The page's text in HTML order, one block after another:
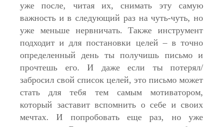
уже после, читая их, снимать эту самую
важность и в следующий раз на чуть-чуть, но
уже меньше нервничать. Также инструмент
подходит и для постановки целей – в точно
определенный день ты получишь письмо и
прочтешь его. И даже если ты потерял/
забросил свой список целей, это письмо может
стать для тебя тем самым мотиватором,
который заставит вспомнить о себе и своих
мечтах. И попробовать еще раз, но уже